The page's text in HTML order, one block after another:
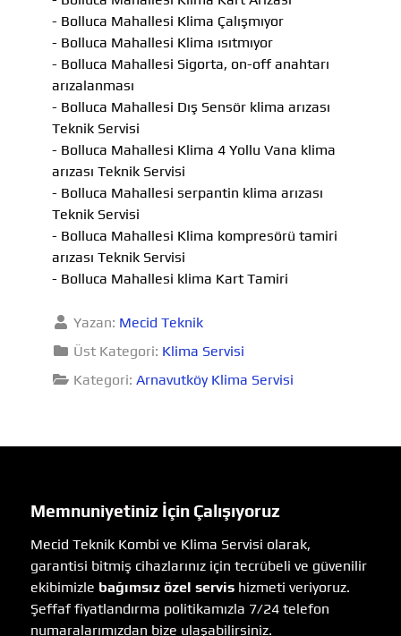
- Bolluca Mahallesi Klima Çalışmıyor
- Bolluca Mahallesi Klima ısıtmıyor
- Bolluca Mahallesi Sigorta, on-off anahtarı
arızalanması
- Bolluca Mahallesi Dış Sensör klima arızası
Teknik Servisi
- Bolluca Mahallesi Klima 4 Yollu Vana klima
arızası Teknik Servisi
- Bolluca Mahallesi serpantin klima arızası
Teknik Servisi
- Bolluca Mahallesi Klima kompresörü tamiri
arızası Teknik Servisi
- Bolluca Mahallesi klima Kart Tamiri
Yazan: Mecid Teknik
Üst Kategori: Klima Servisi
Kategori: Arnavutköy Klima Servisi
Memnuniyetiniz İçin Çalışıyoruz
Mecid Teknik Kombi ve Klima Servisi olarak,
garantisi bitmiş cihazlarınız için tecrübeli ve güvenilir
ekibimizle bağımsız özel servis hizmeti veriyoruz.
Şeffaf fiyatlandırma politikamızla 7/24 telefon
numaralarımızdan bize ulaşabilirsiniz.